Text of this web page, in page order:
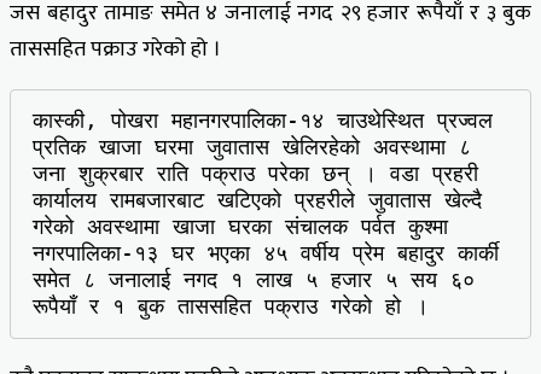
जस बहादुर तामाङ समेत ४ जनालाई नगद २९ हजार रूपैयाँ र ३ बुक
ताससहित पक्राउ गरेको हो ।
कास्की, पोखरा महानगरपालिका-१४ चाउथेस्थित प्रज्वल
प्रतिक खाजा घरमा जुवातास खेलिरहेको अवस्थामा ८
जना शुक्रबार राति पक्राउ परेका छन् । वडा प्रहरी
कार्यालय रामबजारबाट खटिएको प्रहरीले जुवातास खेल्दै
गरेको अवस्थामा खाजा घरका संचालक पर्वत कुश्मा
नगरपालिका-१३ घर भएका ४५ वर्षीय प्रेम बहादुर कार्की
समेत ८ जनालाई नगद १ लाख ५ हजार ५ सय ६०
रूपैयाँ र १ बुक ताससहित पक्राउ गरेको हो ।